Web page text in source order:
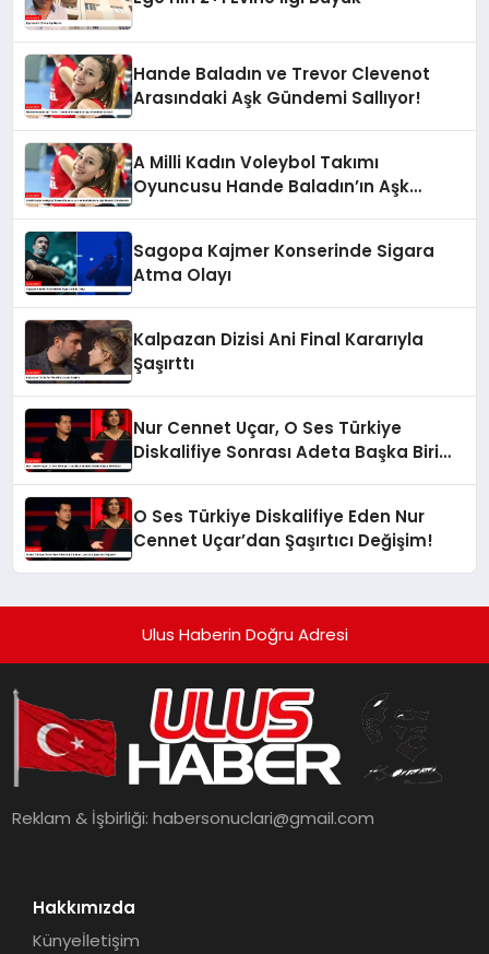
Hande Baladın ve Trevor Clevenot
Arasındaki Aşk Gündemi Sallıyor!
A Milli Kadın Voleybol Takımı
Oyuncusu Hande Baladın’ın Aşk
Sagopa Kajmer Konserinde Sigara
Atma Olayı
Kalpazan Dizisi Ani Final Kararıyla
Şaşırttı
Nur Cennet Uçar, O Ses Türkiye
Diskalifiye Sonrası Adeta Başka Biri
O Ses Türkiye Diskalifiye Eden Nur
Cennet Uçar’dan Şaşırtıcı Değişim!
Ulus Haberin Doğru Adresi
Reklam & İşbirliği:habersonuclari@gmail.com
Hakkımızda
Künyeİletişim